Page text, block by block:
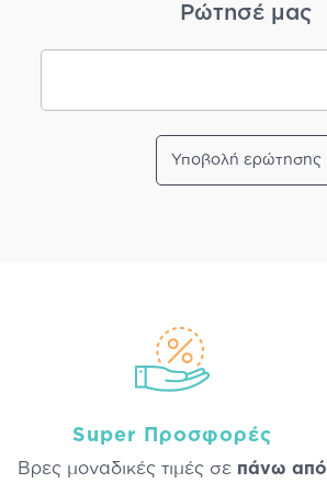
Ρώτησέ μας
Υποβολή ερώτησης
Super Προσφορές
Βρες μοναδικές τιμές σε πάνω από